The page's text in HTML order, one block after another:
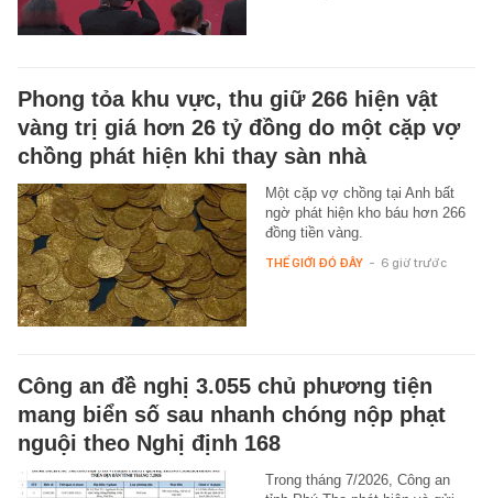
Phong tỏa khu vực, thu giữ 266 hiện vật
vàng trị giá hơn 26 tỷ đồng do một cặp vợ
chồng phát hiện khi thay sàn nhà
Một cặp vợ chồng tại Anh bất
ngờ phát hiện kho báu hơn 266
đồng tiền vàng.
THẾ GIỚI ĐÓ ĐÂY - 6 giờ trước
Công an đề nghị 3.055 chủ phương tiện
mang biển số sau nhanh chóng nộp phạt
nguội theo Nghị định 168
Trong tháng 7/2026, Công an